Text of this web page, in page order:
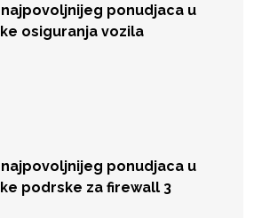
ponudjaca u
osiguranja vozila
ponudjaca u
podrske za firewall 3